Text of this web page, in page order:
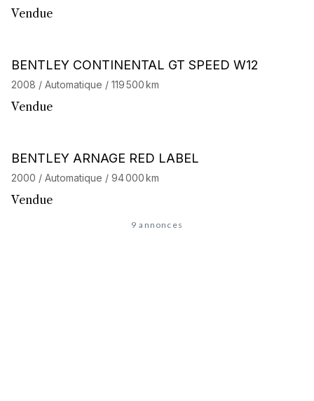
Vendue
BENTLEY CONTINENTAL GT SPEED W12
2008 / Automatique / 119 500 km
Vendue
BENTLEY ARNAGE RED LABEL
2000 / Automatique / 94 000 km
Vendue
9 annonces